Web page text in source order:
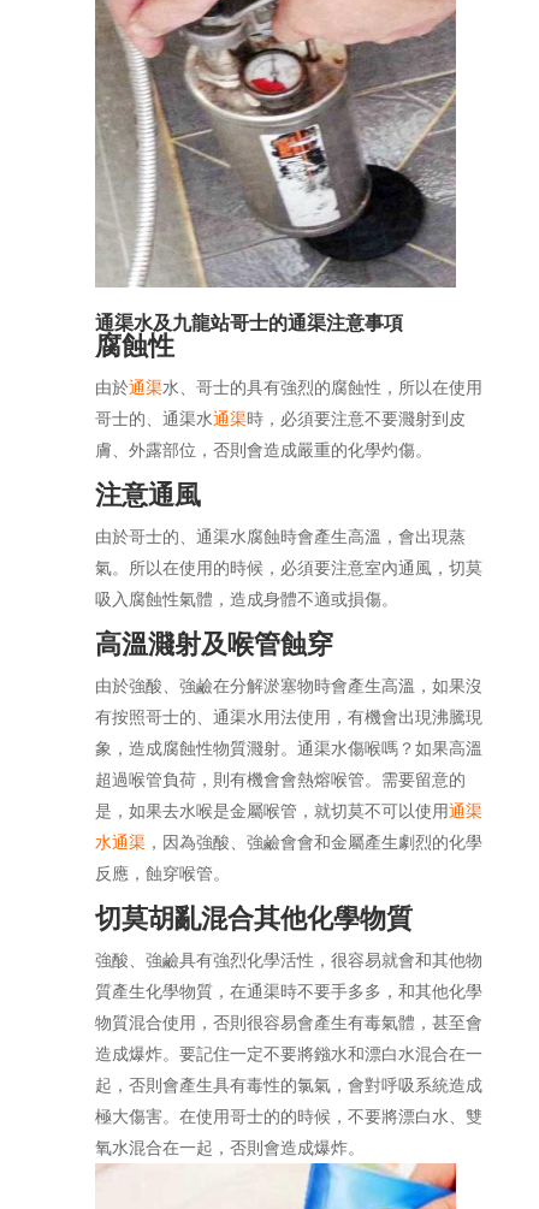
通渠水及九龍站哥士的通渠注意事項
腐蝕性
由於通渠水、哥士的具有強烈的腐蝕性，所以在使用
哥士的、通渠水通渠時，必須要注意不要濺射到皮
膚、外露部位，否則會造成嚴重的化學灼傷。
注意通風
由於哥士的、通渠水腐蝕時會產生高溫，會出現蒸
氣。所以在使用的時候，必須要注意室內通風，切莫
吸入腐蝕性氣體，造成身體不適或損傷。
高溫濺射及喉管蝕穿
由於強酸、強鹼在分解淤塞物時會產生高溫，如果沒
有按照哥士的、通渠水用法使用，有機會出現沸騰現
象，造成腐蝕性物質濺射。通渠水傷喉嗎？如果高溫
超過喉管負荷，則有機會會熱熔喉管。需要留意的
是，如果去水喉是金屬喉管，就切莫不可以使用通渠
水通渠，因為強酸、強鹼會會和金屬產生劇烈的化學
反應，蝕穿喉管。
切莫胡亂混合其他化學物質
強酸、強鹼具有強烈化學活性，很容易就會和其他物
質產生化學物質，在通渠時不要手多多，和其他化學
物質混合使用，否則很容易會產生有毒氣體，甚至會
造成爆炸。要記住一定不要將鏹水和漂白水混合在一
起，否則會產生具有毒性的氯氣，會對呼吸系統造成
極大傷害。在使用哥士的的時候，不要將漂白水、雙
氧水混合在一起，否則會造成爆炸。